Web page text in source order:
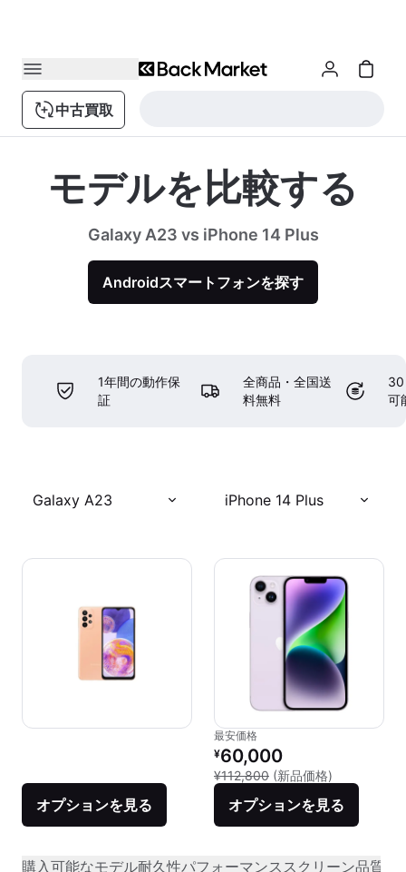
中古買取
モデルを比較する
Galaxy A23 vs iPhone 14 Plus
Androidスマートフォンを探す
1年間の動作保
証
全商品・全国送
料無料
30
可
Galaxy A23 iPhone 14 Plus
オプションを見る
最安価格
リファービッシュ品の価格：
¥60,000
¥112,800 (新品価格)
オプションを見る
購入可能なモデル耐久性パフォーマンススクリーン品質